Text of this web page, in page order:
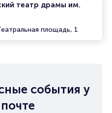
театр драмы им.
площадь, 1
события у